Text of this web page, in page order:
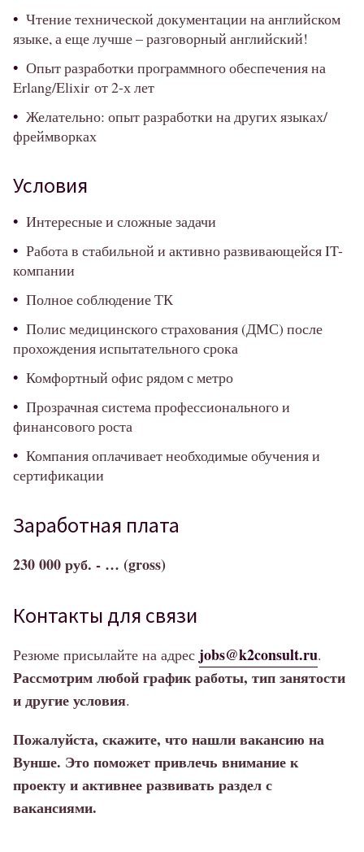
Чтение технической документации на английском
языке, а еще лучше – разговорный английский!
Опыт разработки программного обеспечения на
Erlang/Elixir от 2-х лет
Желательно: опыт разработки на других языках/
фреймворках
Условия
Интересные и сложные задачи
Работа в стабильной и активно развивающейся IT-
компании
Полное соблюдение ТК
Полис медицинского страхования (ДМС) после
прохождения испытательного срока
Комфортный офис рядом с метро
Прозрачная система профессионального и
финансового роста
Компания оплачивает необходимые обучения и
сертификации
Заработная плата
230 000 руб. - … (gross)
Контакты для связи
Резюме присылайте на адрес jobs@k2consult.ru.
Рассмотрим любой график работы, тип занятости
и другие условия.
Пожалуйста, скажите, что нашли вакансию на
Вунше. Это поможет привлечь внимание к
проекту и активнее развивать раздел с
вакансиями.